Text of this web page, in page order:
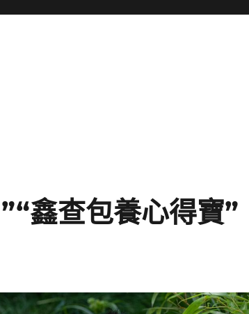
鑫查包養心得寶”